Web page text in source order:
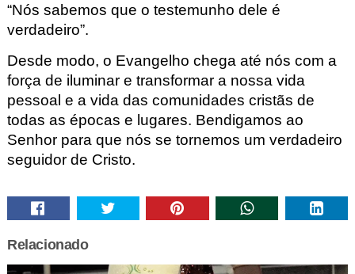
“Nós sabemos que o testemunho dele é
verdadeiro”.
Desde modo, o Evangelho chega até nós com a
força de iluminare transformar a nossa vida
pessoal e a vida das comunidades cristãs de
todas as épocas e lugares. Bendigamos ao
Senhor para que nós se tornemos um verdadeiro
seguidor de Cristo.
Relacionado